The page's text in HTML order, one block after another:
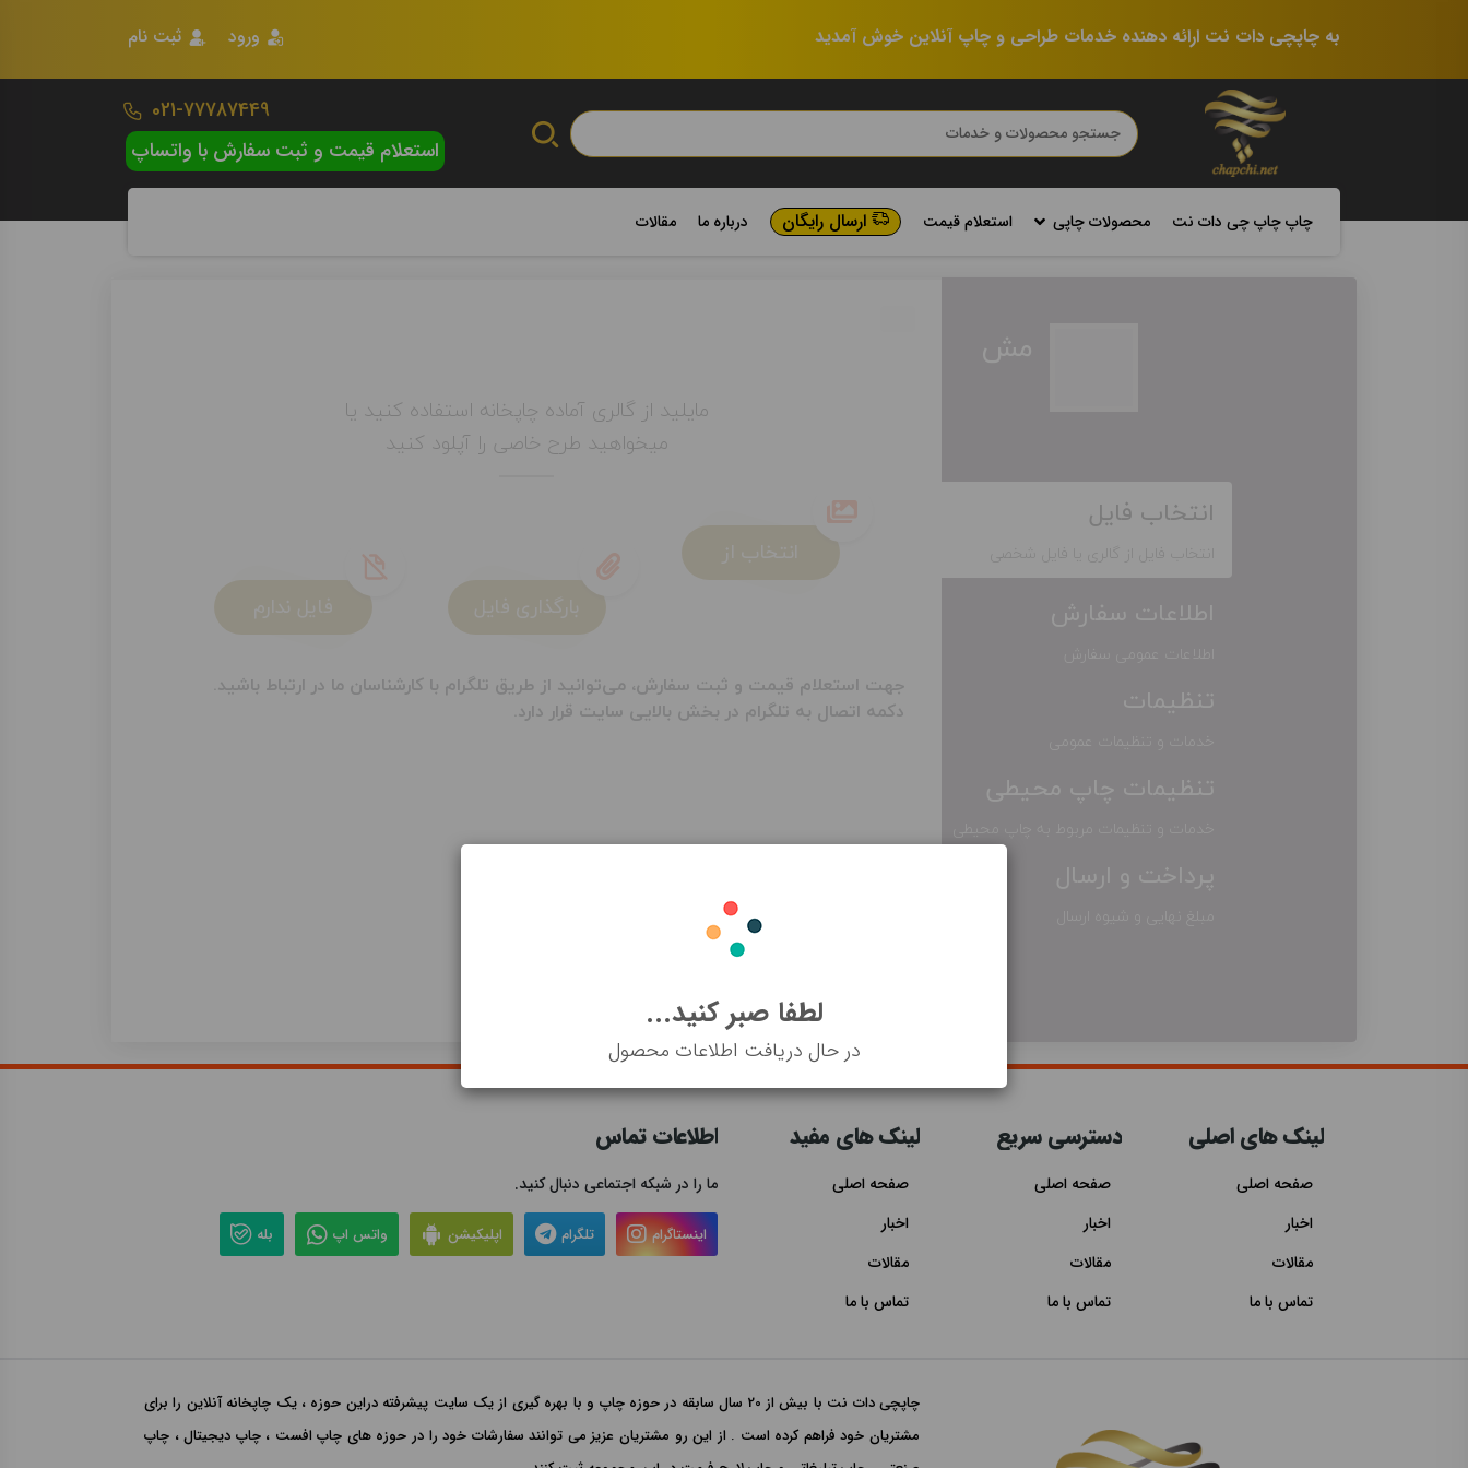
به چاپچی دات نت ارائه دهنده خدمات طراحی و چاپ آنلاین خوش آمدید ورود ثبت نام
021-77787449
استعلام قیمت و ثبت سفارش با واتساپ
چاپ چاپ چی دات نت محصولات چاپی استعلام قیمت ارسال رایگان درباره ما مقالات
مش
انتخاب فایل
انتخاب فایل از گالری یا فایل شخصی
اطلاعات سفارش
اطلاعات عمومی سفارش
تنظیمات
خدمات و تنظیمات عمومی
تنظیمات چاپ محیطی
خدمات و تنظیمات مربوط به چاپ محیطی
پرداخت و ارسال
مبلغ نهایی و شیوه ارسال
مایلید از گالری آماده چاپخانه استفاده کنید یا
میخواهید طرح خاصی را آپلود کنید
انتخاب از
بارگذاری فایل فایل ندارم
جهت استعلام قیمت و ثبت سفارش، می‌توانید از طریق تلگرام با کارشناسان ما در ارتباط باشید.
دکمه اتصال به تلگرام در بخش بالایی سایت قرار دارد.
لینک های اصلی
صفحه اصلی
اخبار
مقالات
تماس با ما
دسترسی سریع
صفحه اصلی
اخبار
مقالات
تماس با ما
لینک های مفید
صفحه اصلی
اخبار
مقالات
تماس با ما
اطلاعات تماس
ما را در شبکه اجتماعی دنبال کنید.
اینستاگرام تلگرام اپلیکیشن واتس اپ بله
چاپچی دات نت با بیش از 20 سال سابقه در حوزه چاپ و با بهره گیری از یک سایت پیشرفته دراین حوزه ، یک چاپخانه آنلاین را برای
مشتریان خود فراهم کرده است . از این رو مشتریان عزیز می توانند سفارشات خود را در حوزه های چاپ افست ، چاپ دیجیتال ، چاپ
لطفا صبر کنید...
در حال دریافت اطلاعات محصول